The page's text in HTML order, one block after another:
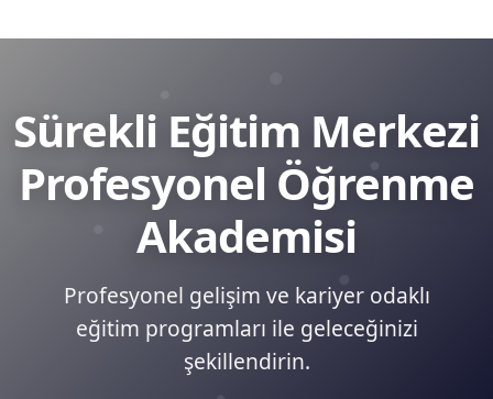
Sürekli Eğitim Merkezi
Profesyonel Öğrenme
Akademisi
Profesyonel gelişim ve kariyer odaklı
eğitim programları ile geleceğinizi
şekillendirin.